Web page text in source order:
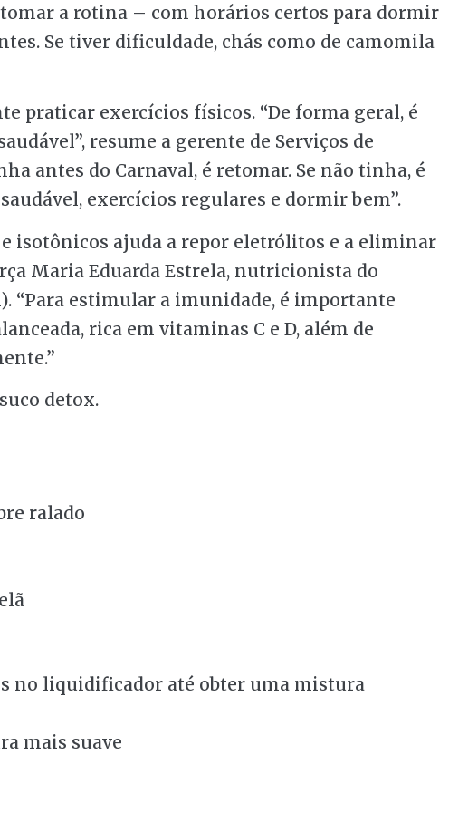
a rotina – com horários certos para dormir
Se tiver dificuldade, chás como de camomila
praticar exercícios físicos. “De forma geral, é
resume a gerente de Serviços de
antes do Carnaval, é retomar. Se não tinha, é
exercícios regulares e dormir bem”.
e isotônicos ajuda a repor eletrólitos e a eliminar
Maria Eduarda Estrela, nutricionista do
“Para estimular a imunidade, é importante
rica em vitaminas C e D, além de
detox.
ralado
no liquidificador até obter uma mistura
mais suave